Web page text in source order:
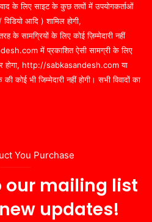
के लिए साइट के कुछ तत्वों में उपयोगकर्ताओं
विडियो आदि ) शामिल होगी,
सामग्रियों के लिए कोई ज़िम्मेदारी नहीं
में प्रकाशित ऐसी सामग्री के लिए
होगा, http://sabkasandesh.com या
भी जिम्मेदारी नहीं होगी। सभी विवादों का
You Purchase
our mailing list
updates!